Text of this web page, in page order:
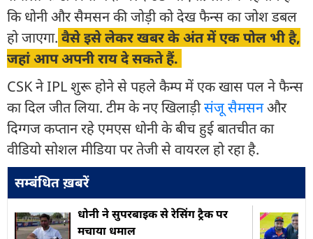
कि धोनी और सैमसन की जोड़ी को देख फैन्स का जोश डबल
हो जाएगा. वैसे इसे लेकर खबर के अंत में एक पोल भी है,
जहां आप अपनी राय दे सकते हैं.
CSK ने IPL शुरू होने से पहले कैम्प में एक खास पल ने फैन्स
का दिल जीत लिया. टीम के नए खिलाड़ीसंजू सैमसनऔर
द‍िग्गज कप्तान रहे एमएस धोनी के बीच हुई बातचीत का
वीडियो सोशल मीडिया पर तेजी से वायरल हो रहा है.
सम्बंधित ख़बरें
धोनी ने सुपरबाइक से रेसिंग ट्रैक पर
मचाया धमाल